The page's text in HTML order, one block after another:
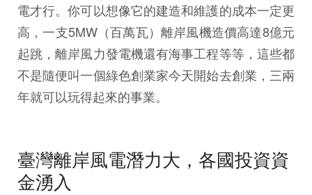
電才行。你可以想像它的建造和維護的成本一定更
高，一支5MW（百萬瓦）離岸風機造價高達8億元
起跳，離岸風力發電機還有海事工程等等，這些都
不是隨便叫一個綠色創業家今天開始去創業，三兩
年就可以玩得起來的事業。
臺灣離岸風電潛力大，各國投資資
金湧入